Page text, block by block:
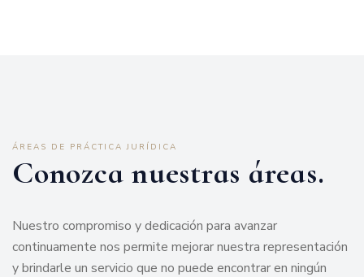
ÁREAS DE PRÁCTICA JURÍDICA
Conozca nuestras áreas.
Nuestro compromiso y dedicación para avanzar
continuamente nos permite mejorar nuestra representación
y brindarle un servicio que no puede encontrar en ningún